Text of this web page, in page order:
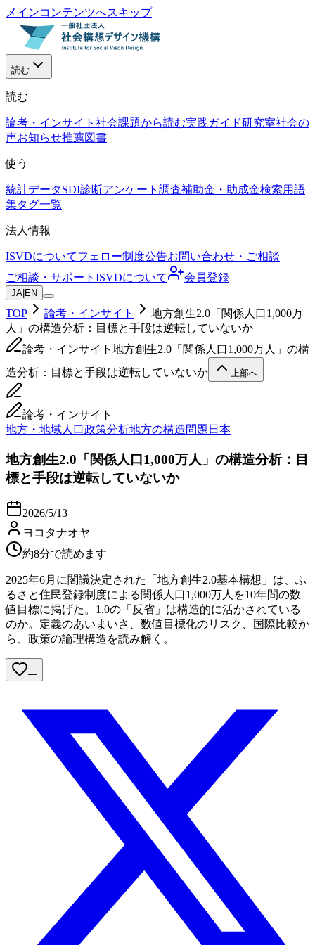
メインコンテンツへスキップ
読む
読む
論考・インサイト 社会課題から読む実践ガイド研究室社会の
声お知らせ推薦図書
使う
統計データSDI診断アンケート調査補助金・助成金検索用語
集タグ一覧
法人情報
ISVDについてフェロー制度公告お問い合わせ・ご相談
ご相談・サポート ISVDについて 会員登録
JA EN
TOP 論考・インサイト
地方創生2.0「関係人口1,000万
人」の構造分析：目標と手段は逆転していないか
論考・インサイト 地方創生2.0「関係人口1,000万人」の構
造分析：目標と手段は逆転していないか
上部へ
論考・インサイト
地方・地域人口政策分析地方の構造問題 日本
地方創生2.0「関係人口1,000万人」の構造分析：目
標と手段は逆転していないか
2026/5/13
ヨコタナオヤ
約8分で読めます
2025年6月に閣議決定された「地方創生2.0基本構想」は、ふ
るさと住民登録制度による関係人口1,000万人を10年間の数
値目標に掲げた。1.0の「反省」は構造的に活かされている
のか。定義のあいまいさ、数値目標化のリスク、国際比較か
ら、政策の論理構造を読み解く。
—